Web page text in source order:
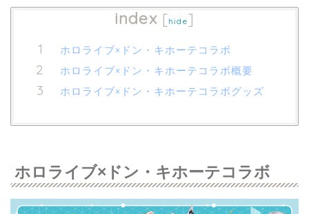
index [hide]
ホロライブ×ドン・キホーテコラボ
ホロライブ×ドン・キホーテコラボ概要
ホロライブ×ドン・キホーテコラボグッズ
ホロライブ×ドン・キホーテコラボ